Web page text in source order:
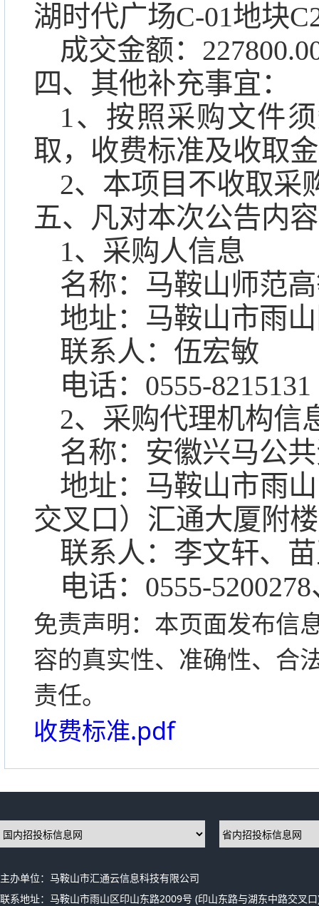
湖时代广场C-01地块
成交金额：
四、其他补充事宜：
1、按照采购文件
取，收费标准及收取
2、本项目不收取采
五、凡对本次公告内
1、采购人信息
名称：马鞍山师范
地址：马鞍山市雨
联系人：伍宏敏
电话： 0555-8215131
2、采购代理机构信
名称：安徽兴马公
地址：马鞍山市雨
交叉口）汇通大厦附
联系人：李文轩、
电话： 0555-
免责声明：本页面发布信
容的真实性、准确性、合
责任。
收费标准.pdf
主办单位：马鞍山市汇通云信息科技有限公司
联系地址：马鞍山市雨山区印山东路2009号 (印山东路与湖东中路交叉